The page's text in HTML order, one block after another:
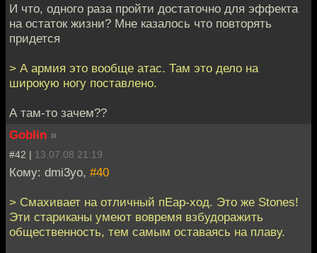
И что, одного раза пройти достаточно для эффекта
на остаток жизни? Мне казалось что повторять
придется
> А армия это вообще атас. Там это дело на
широкую ногу поставлено.
А там-то зачем??
Goblin »
#42 | 13.07.08 21:19
Кому: dmi3yo, #40
> Смахивает на отличный пЕар-ход. Это же Stones!
Эти стариканы умеют вовремя взбудоражить
общественность, тем самым оставаясь на плаву.